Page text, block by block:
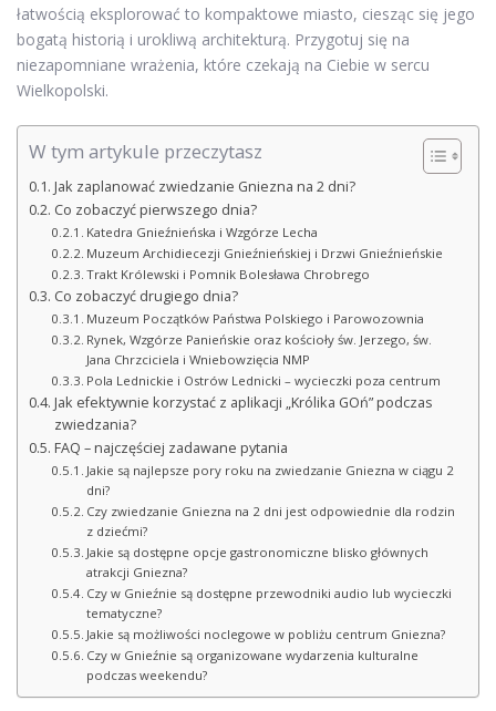
łatwością eksplorować to kompaktowe miasto, ciesząc się jego
bogatą historią i urokliwą architekturą. Przygotuj się na
niezapomniane wrażenia, które czekają na Ciebie w sercu
Wielkopolski.
W tym artykule przeczytasz
Jak zaplanować zwiedzanie Gniezna na 2 dni?
Co zobaczyć pierwszego dnia?
Katedra Gnieźnieńska i Wzgórze Lecha
Muzeum Archidiecezji Gnieźnieńskiej i Drzwi Gnieźnieńskie
Trakt Królewski i Pomnik Bolesława Chrobrego
Co zobaczyć drugiego dnia?
Muzeum Początków Państwa Polskiego i Parowozownia
Rynek, Wzgórze Panieńskie oraz kościoły św. Jerzego, św.
Jana Chrzciciela i Wniebowzięcia NMP
Pola Lednickie i Ostrów Lednicki – wycieczki poza centrum
Jak efektywnie korzystać z aplikacji „Królika GOń” podczas
zwiedzania?
FAQ – najczęściej zadawane pytania
Jakie są najlepsze pory roku na zwiedzanie Gniezna w ciągu 2
dni?
Czy zwiedzanie Gniezna na 2 dni jest odpowiednie dla rodzin
z dziećmi?
Jakie są dostępne opcje gastronomiczne blisko głównych
atrakcji Gniezna?
Czy w Gnieźnie są dostępne przewodniki audio lub wycieczki
tematyczne?
Jakie są możliwości noclegowe w pobliżu centrum Gniezna?
Czy w Gnieźnie są organizowane wydarzenia kulturalne
podczas weekendu?